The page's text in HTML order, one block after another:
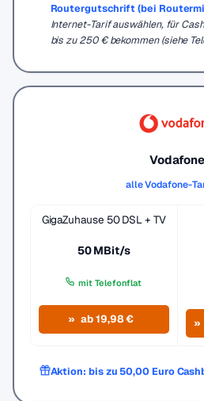
Routergutschrift (bei
Internet-Tarif auswählen, für
bis zu 250 € bekommen (siehe
Vodafone
alle Vodafone-
GigaZuhause 50 DSL + TV
50 MBit/s
mit Telefonflat
ab 19,98 €
Aktion: bis zu 50,00 Euro